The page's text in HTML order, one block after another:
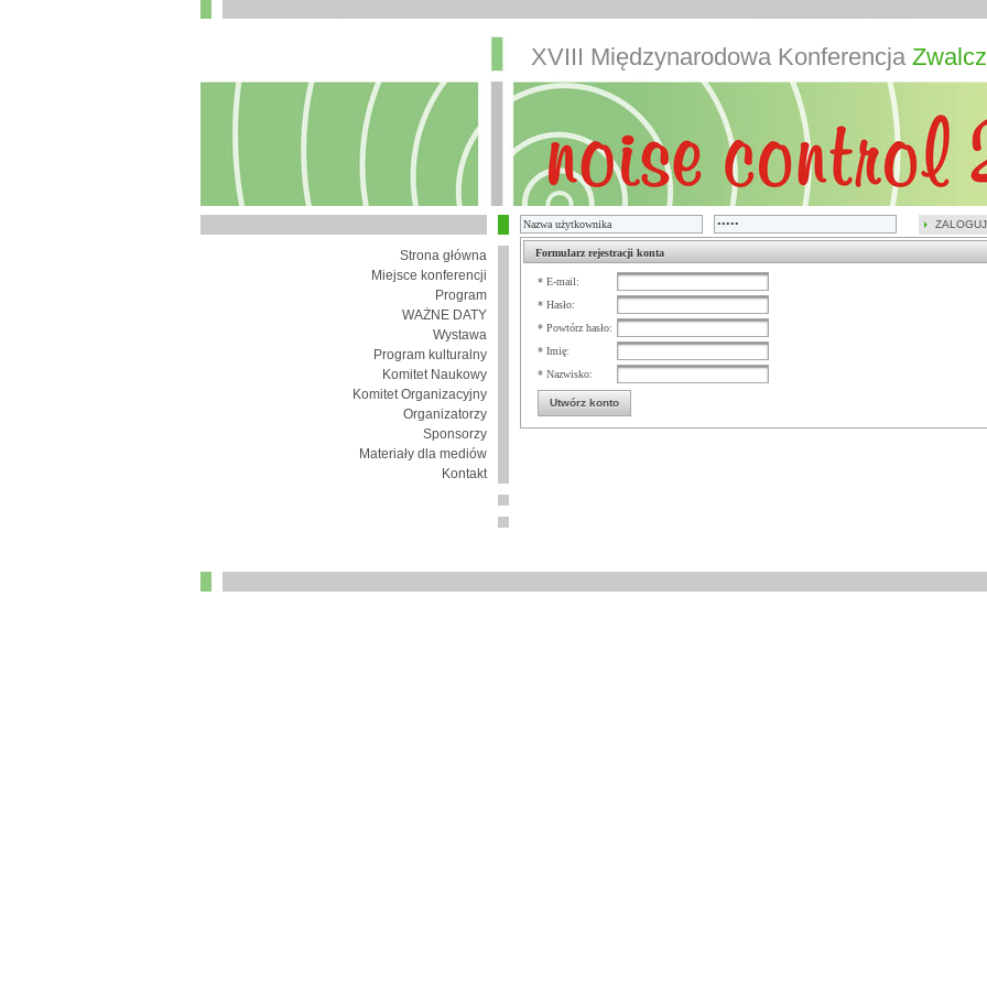
ZALOGUJ
XVIII Międzynarodowa Konferencja
Strona główna
Miejsce konferencji
Program
WAŻNE DATY
Wystawa
Program kulturalny
Komitet Naukowy
Komitet Organizacyjny
Organizatorzy
Sponsorzy
Materiały dla mediów
Kontakt
Formularz rejestracji konta
* E-mail:
* Hasło:
* Powtórz hasło:
* Imię:
* Nazwisko:
Utwórz konto